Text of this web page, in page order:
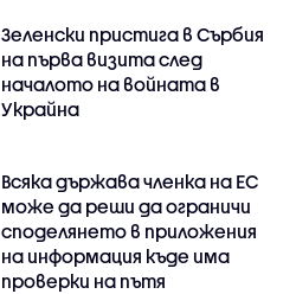
Зеленски пристига в Сърбия
на първа визита след
началото на войната в
Украйна
Всяка държава членка на ЕС
може да реши да ограничи
споделянето в приложения
на информация къде има
проверки на пътя